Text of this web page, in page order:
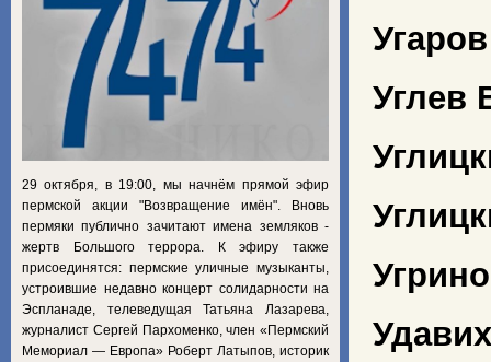
Углев
29 октября, в 19:00, мы начнём прямой эфир
пермской акции "Возвращение имён". Вновь
пермяки публично зачитают имена земляков -
жертв Большого террора. К эфиру также
присоединятся: пермские уличные музыканты,
устроившие недавно концерт солидарности на
Эспланаде, телеведущая Татьяна Лазарева,
журналист Сергей Пархоменко, член «Пермский
Мемориал — Европа» Роберт Латыпов, историк